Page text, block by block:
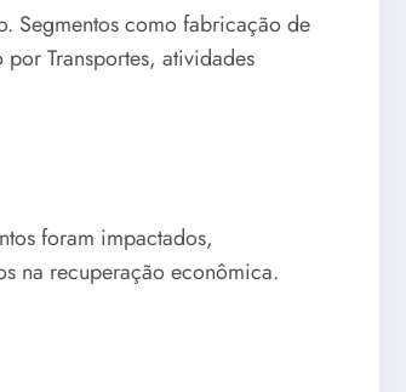
Segmentos como fabricação de
Transportes, atividades
foram impactados,
na recuperação econômica.